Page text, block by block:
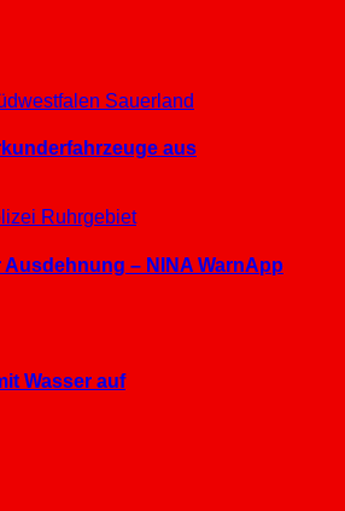
Sauerland
aus
Ruhrgebiet
– NINA WarnApp
Wasser auf